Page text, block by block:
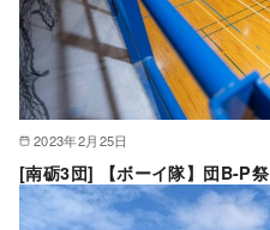
2023年2月25日
[南砺3団] 【ボーイ隊】団B-P祭